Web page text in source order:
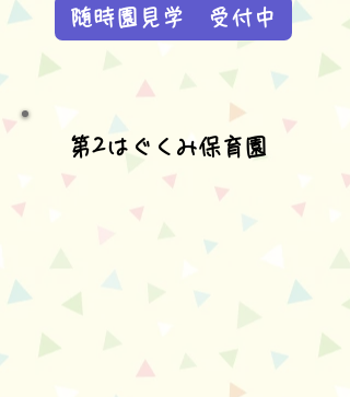
随時園見学 受付中
第2はぐくみ保育園